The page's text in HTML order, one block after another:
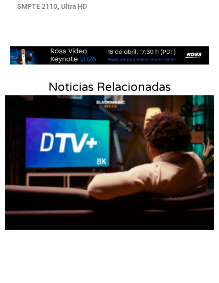
SMPTE 2110, Ultra HD
Noticias Relacionadas